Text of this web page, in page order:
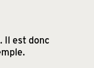
Il est donc